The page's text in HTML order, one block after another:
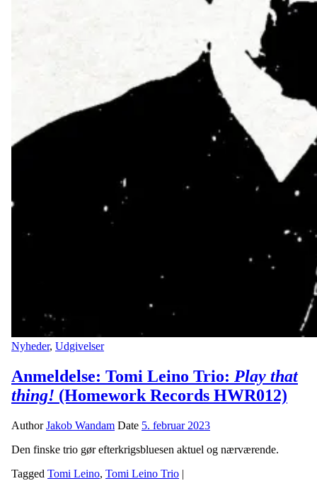
Nyheder, Udgivelser
Anmeldelse: Tomi Leino Trio: Play that
thing! (Homework Records HWR012)
AuthorJakob Wandam Date 5. februar 2023
Den finske trio gør efterkrigsbluesen aktuel og nærværende.
Tagged Tomi Leino, Tomi Leino Trio |